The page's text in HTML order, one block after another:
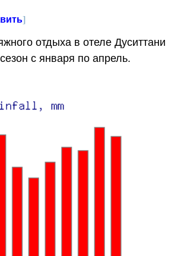
]
отдыха в отеле Дуситтани
с января по апрель.